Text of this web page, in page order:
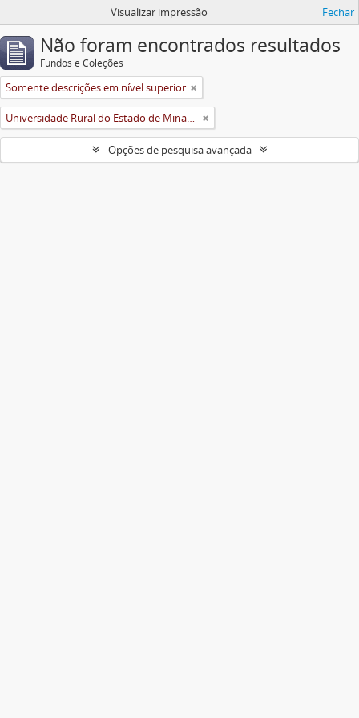
Visualizar impressão Fechar
Não foram encontrados resultados
Fundos e Coleções
Somente descrições em nível superior
Universidade Rural do Estado de Minas Gerais (Uremg)
Opções de pesquisa avançada